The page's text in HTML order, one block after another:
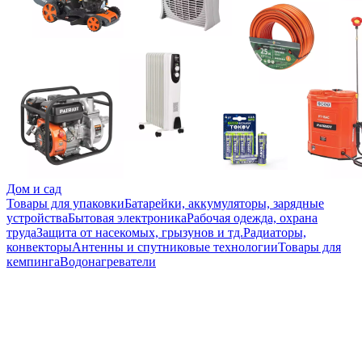
Дом и сад
Товары для упаковкиБатарейки, аккумуляторы, зарядные
устройстваБытовая электроникаРабочая одежда, охрана
трудаЗащита от насекомых, грызунов и тд.Радиаторы,
конвекторыАнтенны и спутниковые технологииТовары для
кемпингаВодонагреватели